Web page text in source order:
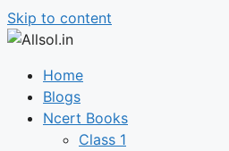
Skip to content
Home
Blogs
Ncert Books
Class 1